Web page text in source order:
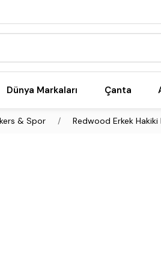
Dünya Markaları Çanta
& Spor Redwood Erkek